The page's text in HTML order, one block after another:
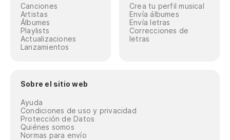
Canciones
Artistas
Álbumes
Playlists
Actualizaciones
Lanzamientos
Crea tu perfil musical
Envía álbumes
Envía letras
Correcciones de
letras
Sobre el sitio web
Ayuda
Condiciones de uso y privacidad
Protección de Datos
Quiénes somos
Normas para envío